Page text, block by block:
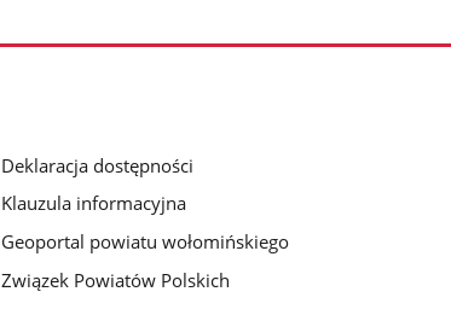
Deklaracja dostępności
Klauzula informacyjna
Geoportal powiatu wołomińskiego
Związek Powiatów Polskich